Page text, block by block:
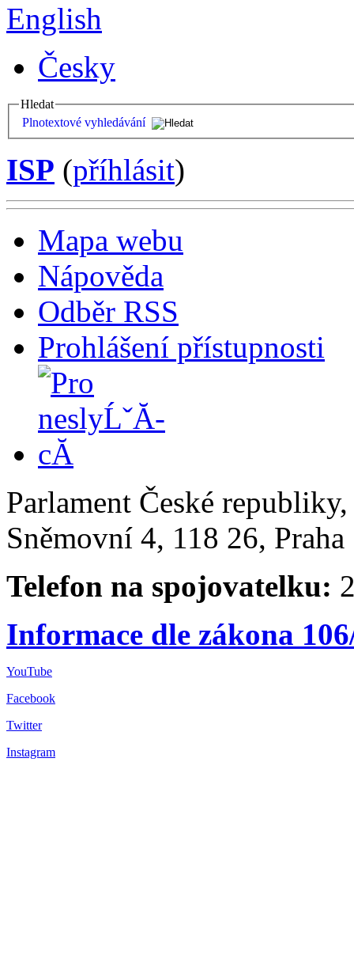
English
Česky
Hledat
Plnotextové vyhledávání
ISP (příhlásit)
Mapa webu
Nápověda
Odběr RSS
Prohlášení přístupnosti
Parlament České
Sněmovní 4, 118 26,
Telefon na spojovatelku:
Informace dle zákona
YouTube
Facebook
Twitter
Instagram